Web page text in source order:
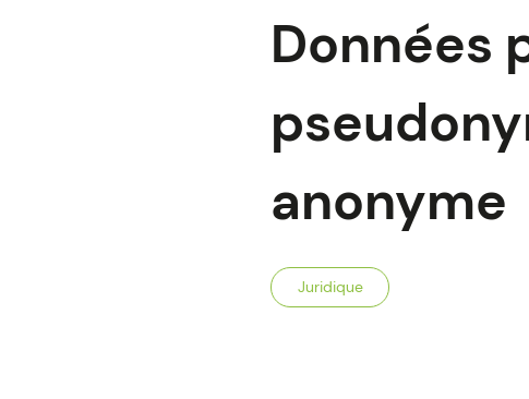
Données
anonyme
Juridique